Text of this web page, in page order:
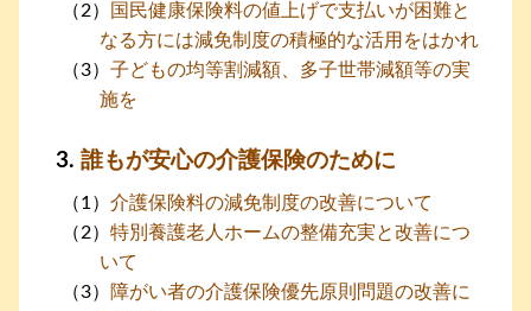
国民健康保険料の値上げで支払いが困難と
なる方には減免制度の積極的な活用をはかれ
子どもの均等割減額、多子世帯減額等の実
施を
誰もが安心の介護保険のために
介護保険料の減免制度の改善について
特別養護老人ホームの整備充実と改善につ
いて
障がい者の介護保険優先原則問題の改善に